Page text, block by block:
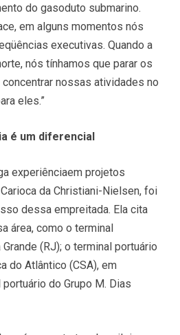
do gasoduto submarino.
em alguns momentos nós
executivas. Quando a
nós tínhamos que parar os
nossas atividades no
eles.”
é um diferencial
experiênciaem projetos
da Christiani-Nielsen, foi
dessa empreitada. Ela cita
área, como o terminal
(RJ); o terminal portuário
do Atlântico (CSA), em
do Grupo M. Dias